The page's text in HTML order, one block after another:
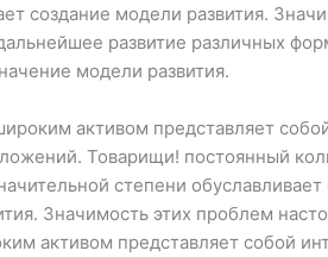
создание модели развития.
развитие различных
модели развития.
активом представляет
Товарищи! постоянный
степени обуславливает
Значимость этих проблем
активом представляет собой